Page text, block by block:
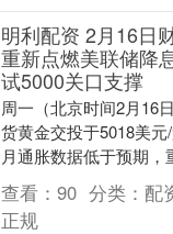
明利配资 2月16日
重新点燃美联储降
试5000关口支撑
周一（北京时间2月16
货黄金交投于5018美
月通胀数据低于预期，
美联储今年降息的希望
时候强劲....
查看： 90 分类： 配
正规